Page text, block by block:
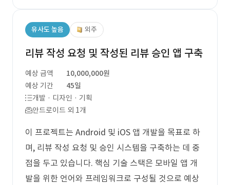
유사도 높음 외주
리뷰 작성 요청 및 작성된 리뷰 승인 앱 구축
예상 금액
10,000,000원
예상 기간
45일
개발 · 디자인 · 기획
안드로이드 외 1개
이 프로젝트는 Android 및 iOS 앱 개발을 목표로 하
며, 리뷰 작성 요청 및 승인 시스템을 구축하는 데 중
점을 두고 있습니다. 핵심 기술 스택은 모바일 앱 개
발을 위한 언어와 프레임워크로 구성될 것으로 예상